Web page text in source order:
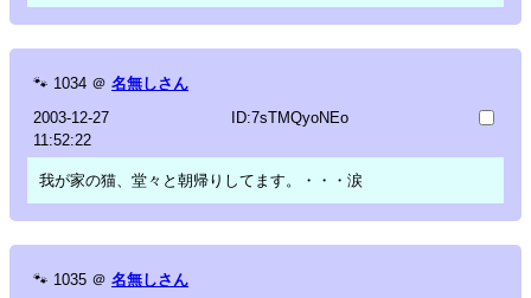
🐾 1034 ＠ 名無しさん
2003-12-27
11:52:22
ID:7sTMQyoNEo
我が家の猫、堂々と朝帰りしてます。・・・涙
🐾 1035 ＠ 名無しさん